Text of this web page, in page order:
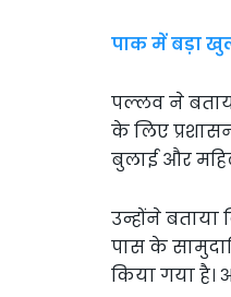
पाक में बड़ा
पल्लव ने
के लिए
बुलाई और
उन्होंने
पास के
किया गया है।